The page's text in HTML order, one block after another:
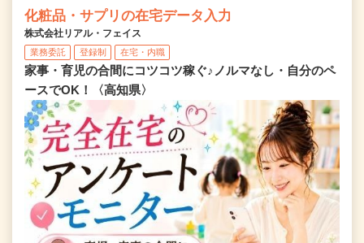
化粧品・サプリの在宅データ入力
株式会社リアル・フェイス
業務委託 登録制 在宅・内職
家事・育児の合間にコツコツ稼ぐ♪ノルマなし・自分のペ
ースでOK！〈高知県〉